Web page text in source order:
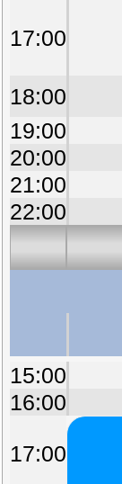
17:00
18:00
19:00
20:00
21:00
22:00
15:00
16:00
17:00